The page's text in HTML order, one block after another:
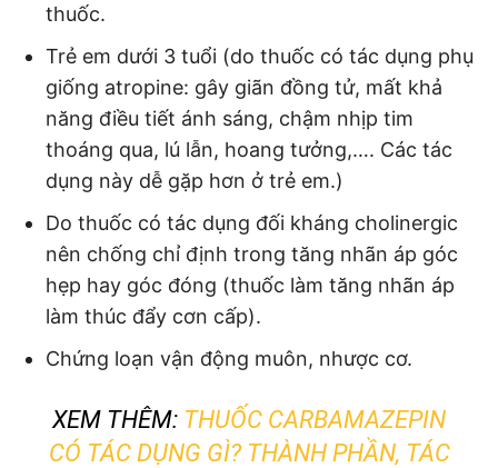
thuốc.
Trẻ em dưới 3 tuổi (do thuốc có tác dụng phụ
giống atropine: gây giãn đồng tử, mất khả
năng điều tiết ánh sáng, chậm nhịp tim
thoáng qua, lú lẫn, hoang tưởng,…. Các tác
dụng này dễ gặp hơn ở trẻ em.)
Do thuốc có tác dụng đối kháng cholinergic
nên chống chỉ định trong tăng nhãn áp góc
hẹp hay góc đóng (thuốc làm tăng nhãn áp
làm thúc đẩy cơn cấp).
Chứng loạn vận động muôn, nhược cơ.
XEM THÊM: THUỐC CARBAMAZEPIN
CÓ TÁC DỤNG GÌ? THÀNH PHẦN, TÁC